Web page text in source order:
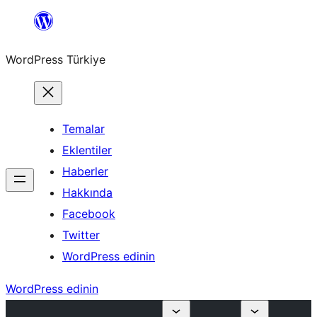
İçeriğe
WordPress Türkiye
Temalar
Eklentiler
Haberler
Hakkında
Facebook
Twitter
WordPress edinin
WordPress edinin